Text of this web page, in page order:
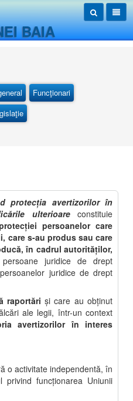
BAIA
Funcţionari
protecția avertizorilor în
ulterioareconstituie
persoanelor care
care s-au produs sau care
în cadrul autorităţilor,
juridice de drept
juridice de drept
raportări şi care au obţinut
ale legii, într-un context
avertizorilor în interes
o activitate independentă, în
privind funcţionarea Uniunii